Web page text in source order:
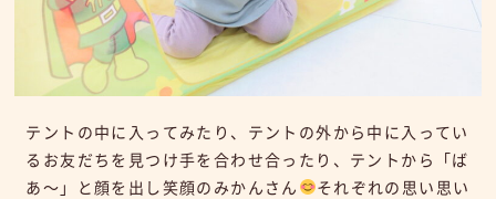
テントの中に入ってみたり、テントの外から中に入ってい
るお友だちを見つけ手を合わせ合ったり、テントから「ば
あ～」と顔を出し笑顔のみかんさん
それぞれの思い思い